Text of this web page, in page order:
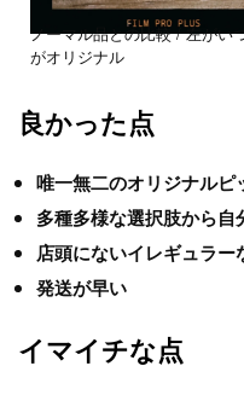
ノーマル品との比較 / 左がい
がオリジナル
良かった点
唯一無二のオリジナルピ
多種多様な選択肢から
店頭にないイレギュラー
発送が早い
イマイチな点